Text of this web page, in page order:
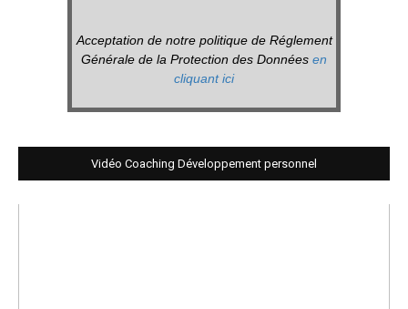
Acceptation de notre politique de Réglement
Générale de la Protection des Données en
cliquant ici
Vidéo Coaching Développement personnel